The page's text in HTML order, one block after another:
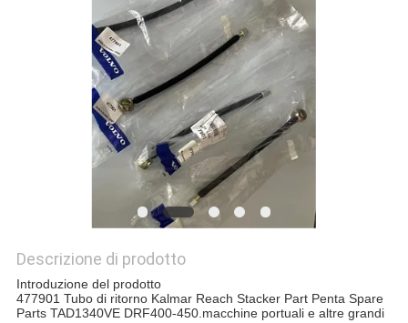
PRIVACY
Descrizione di prodotto
Introduzione del prodotto
477901 Tubo di ritorno Kalmar Reach Stacker Part Penta Spare
Parts TAD1340VE DRF400-450.macchine portuali e altre grandi